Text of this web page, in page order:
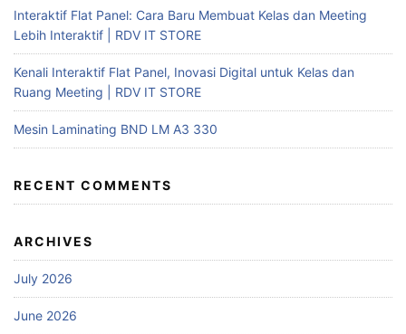
Interaktif Flat Panel: Cara Baru Membuat Kelas dan Meeting
Lebih Interaktif | RDV IT STORE
Kenali Interaktif Flat Panel, Inovasi Digital untuk Kelas dan
Ruang Meeting | RDV IT STORE
Mesin Laminating BND LM A3 330
RECENT COMMENTS
ARCHIVES
July 2026
June 2026